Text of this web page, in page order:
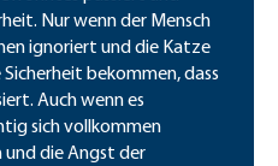
Nur wenn der Mensch
ignoriert und die Katze
bekommen, dass
Auch wenn es
sich vollkommen
und die Angst der